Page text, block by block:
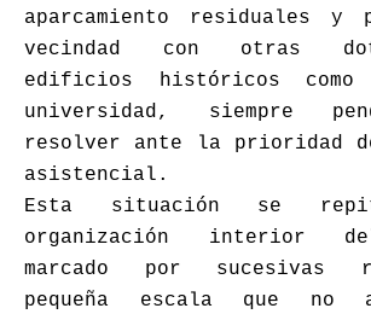
aparcamiento residuales y
vecindad con otras
edificios históricos
universidad, siempre
resolver ante la prioridad
asistencial.
Esta situación se
organización interior
marcado por sucesivas
pequeña escala que no